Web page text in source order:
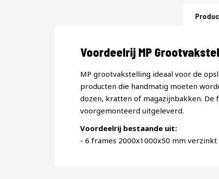
Productomschrijving
Voordeelrij MP
MP grootvakstelling ideaal voor de
producten die handmatig moeten
dozen, kratten of magazijnbakken. De
voorgemonteerd uitgeleverd.
Voordeelrij bestaande uit:
- 6 frames 2000x1000x50 mm verzinkt